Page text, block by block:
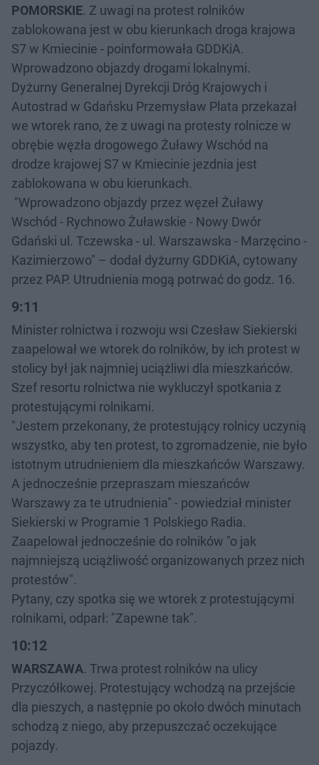
POMORSKIE. Z uwagi na protest rolników
zablokowana jest w obu kierunkach droga krajowa
S7 w Kmiecinie - poinformowała GDDKiA.
Wprowadzono objazdy drogami lokalnymi.
Dyżurny Generalnej Dyrekcji Dróg Krajowych i
Autostrad w Gdańsku Przemysław Plata przekazał
we wtorek rano, że z uwagi na protesty rolnicze w
obrębie węzła drogowego Żuławy Wschód na
drodze krajowej S7 w Kmiecinie jezdnia jest
zablokowana w obu kierunkach.
"Wprowadzono objazdy przez węzeł Żuławy
Wschód - Rychnowo Żuławskie - Nowy Dwór
Gdański ul. Tczewska - ul. Warszawska - Marzęcino -
Kazimierzowo" – dodał dyżurny GDDKiA, cytowany
przez PAP. Utrudnienia mogą potrwać do godz. 16.
9:11
Minister rolnictwa i rozwoju wsi Czesław Siekierski
zaapelował we wtorek do rolników, by ich protest w
stolicy był jak najmniej uciążliwi dla mieszkańców.
Szef resortu rolnictwa nie wykluczył spotkania z
protestującymi rolnikami.
"Jestem przekonany, że protestujący rolnicy uczynią
wszystko, aby ten protest, to zgromadzenie, nie było
istotnym utrudnieniem dla mieszkańców Warszawy.
A jednocześnie przepraszam mieszańców
Warszawy za te utrudnienia" - powiedział minister
Siekierski w Programie 1 Polskiego Radia.
Zaapelował jednocześnie do rolników "o jak
najmniejszą uciążliwość organizowanych przez nich
protestów".
Pytany, czy spotka się we wtorek z protestującymi
rolnikami, odparł: "Zapewne tak".
10:12
WARSZAWA. Trwa protest rolników na ulicy
Przyczółkowej. Protestujący wchodzą na przejście
dla pieszych, a następnie po około dwóch minutach
schodzą z niego, aby przepuszczać oczekujące
pojazdy.